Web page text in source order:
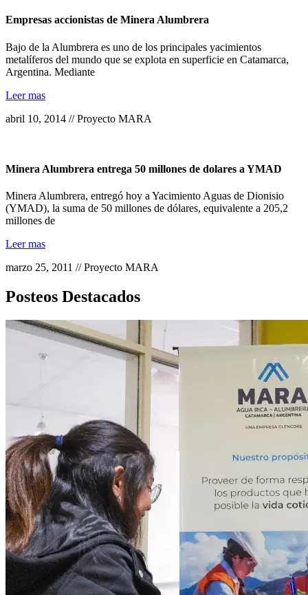
Empresas accionistas de Minera Alumbrera
Bajo de la Alumbrera es uno de los principales yacimientos
metalíferos del mundo que se explota en superficie en Catamarca,
Argentina. Mediante
Leer mas
abril 10, 2014 // Proyecto MARA
Minera Alumbrera entrega 50 millones de dolares a YMAD
Minera Alumbrera, entregó hoy a Yacimiento Aguas de Dionisio
(YMAD), la suma de 50 millones de dólares, equivalente a 205,2
millones de
Leer mas
marzo 25, 2011 // Proyecto MARA
Posteos Destacados